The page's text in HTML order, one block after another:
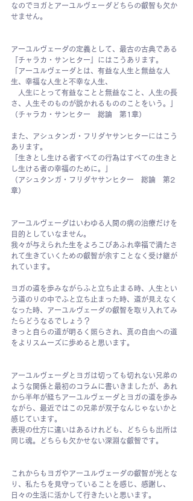
なのでヨガとアーユルヴェーダどちらの叡智も欠か
せません。
アーユルヴェーダの定義として、最古の古典である
『チャラカ・サンヒター』にはこうあります。
「アーユルヴェーダとは、有益な人生と無益な人
生、幸福な人生と不幸な人生、
人生にとって有益なことと無益なこと、人生の長
さ、人生そのものが説かれるもののことをいう。」
（チャラカ・サンヒター　総論　第1章）
また、アシュタンガ・フリダヤサンヒターにはこう
あります。
「生きとし生ける者すべての行為はすべての生きと
し生ける者の幸福のために。」
（アシュタンガ・フリダヤサンヒター　総論　第2
章）
アーユルヴェーダはいわゆる人間の病の治療だけを
目的としていなません。
我々が与えられた生をよろこびあふれ幸福で満たさ
れて生きていくための叡智が余すことなく受け継が
れています。
ヨガの道を歩みながらふと立ち止まる時、人生とい
う道のりの中でふと立ち止まった時、道が見えなく
なった時、アーユルヴェーダの叡智を取り入れてみ
たらどうなるでしょう？
きっと自らの道が明るく照らされ、真の自由への道
をよりスムーズに歩めると思います。
アーユルヴェーダとヨガは切っても切れない兄弟の
ような関係と最初のコラムに書いきましたが、あれ
から半年が経ちアーユルヴェーダとヨガの道を歩み
ながら、最近ではこの兄弟が双子なんじゃないかと
感じています。
表現の仕方に違いはあるけれども、どちらも出所は
同じ魂。どちらも欠かせない深淵な叡智です。
これからもヨガやアーユルヴェーダの叡智が光とな
り、私たちを見守っていることを感じ、感謝し、
日々の生活に活かして行きたいと思います。